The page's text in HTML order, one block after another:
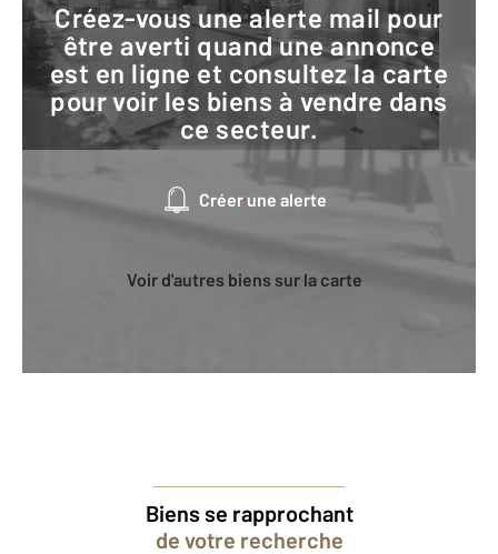
Créez-vous une alerte mail pour
être averti quand une annonce
est en ligne et consultez la carte
pour voir les biens à vendre dans
ce secteur.
Créer une alerte
Voir d'autres biens sur la carte
Biens se rapprochant
de votre recherche